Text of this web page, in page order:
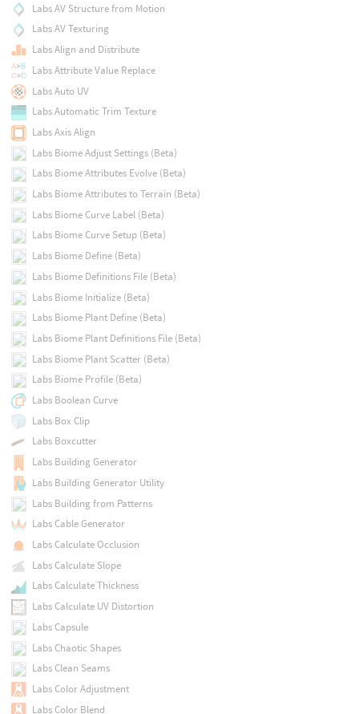
Labs AV Structure from Motion
Labs AV Texturing
Labs Align and Distribute
Labs Attribute Value Replace
Labs Auto UV
Labs Automatic Trim Texture
Labs Axis Align
Labs Biome Adjust Settings (Beta)
Labs Biome Attributes Evolve (Beta)
Labs Biome Attributes to Terrain (Beta)
Labs Biome Curve Label (Beta)
Labs Biome Curve Setup (Beta)
Labs Biome Define (Beta)
Labs Biome Definitions File (Beta)
Labs Biome Initialize (Beta)
Labs Biome Plant Define (Beta)
Labs Biome Plant Definitions File (Beta)
Labs Biome Plant Scatter (Beta)
Labs Biome Profile (Beta)
Labs Boolean Curve
Labs Box Clip
Labs Boxcutter
Labs Building Generator
Labs Building Generator Utility
Labs Building from Patterns
Labs Cable Generator
Labs Calculate Occlusion
Labs Calculate Slope
Labs Calculate Thickness
Labs Calculate UV Distortion
Labs Capsule
Labs Chaotic Shapes
Labs Clean Seams
Labs Color Adjustment
Labs Color Blend